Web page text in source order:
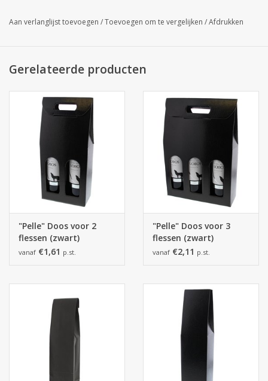
de daadwerkelijke kleur.
Aan verlanglijst toevoegen /Toevoegen om te vergelijken /Afdrukken
Gerelateerde producten
"Pelle" Doos voor 2
flessen (zwart)
vanaf €1,61 p.st.
"Pelle" Doos voor 3
flessen (zwart)
vanaf €2,11 p.st.